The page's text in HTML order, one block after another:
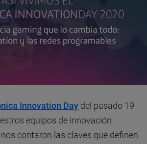
Innovation Day del pasado 19
equipos de innovación
contaron las claves que definen